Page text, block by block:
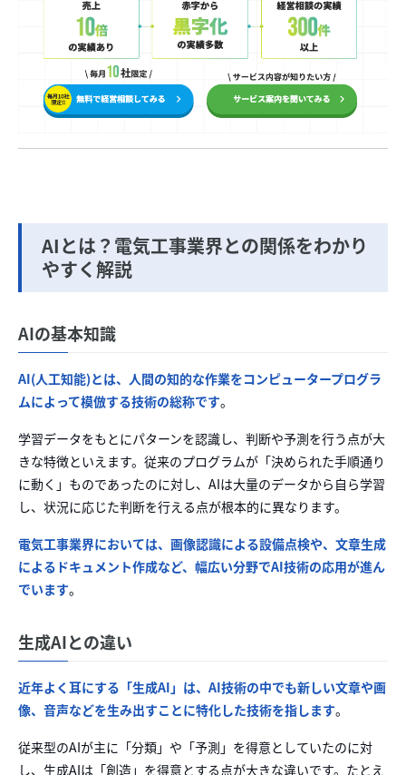
AIとは？電気工事業界との関係をわかり
やすく解説
AIの基本知識
AI(人工知能)とは、人間の知的な作業をコンピュータープログラ
ムによって模倣する技術の総称です。
学習データをもとにパターンを認識し、判断や予測を行う点が大
きな特徴といえます。従来のプログラムが「決められた手順通り
に動く」ものであったのに対し、AIは大量のデータから自ら学習
し、状況に応じた判断を行える点が根本的に異なります。
電気工事業界においては、画像認識による設備点検や、文章生成
によるドキュメント作成など、幅広い分野でAI技術の応用が進ん
でいます。
生成AIとの違い
近年よく耳にする「生成AI」は、AI技術の中でも新しい文章や画
像、音声などを生み出すことに特化した技術を指します。
従来型のAIが主に「分類」や「予測」を得意としていたのに対
し、生成AIは「創造」を得意とする点が大きな違いです。たとえ